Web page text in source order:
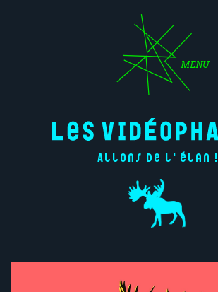
MENU
Allons de l'élan !